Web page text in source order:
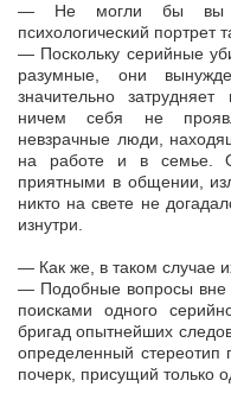
— Не могли бы вы
психологический портрет
— Поскольку серийные
разумные, они
значительно
ничем себя не
невзрачные люди,
на работе и в семье.
приятными в общении,
никто на свете не
изнутри.
— Как же, в таком случае
— Подобные вопросы вне
поисками одного
бригад опытнейших
определенный стереотип
почерк, присущий только